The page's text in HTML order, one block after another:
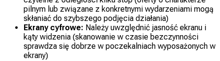
pilnym lub związane z konkretnymi wydarzeniami mogą
skłaniać do szybszego podjęcia działania)
Ekrany cyfrowe: Należy uwzględnić jasność ekranu i
kąty widzenia (skanowanie w czasie bezczynności
sprawdza się dobrze w poczekalniach wyposażonych w
ekrany)